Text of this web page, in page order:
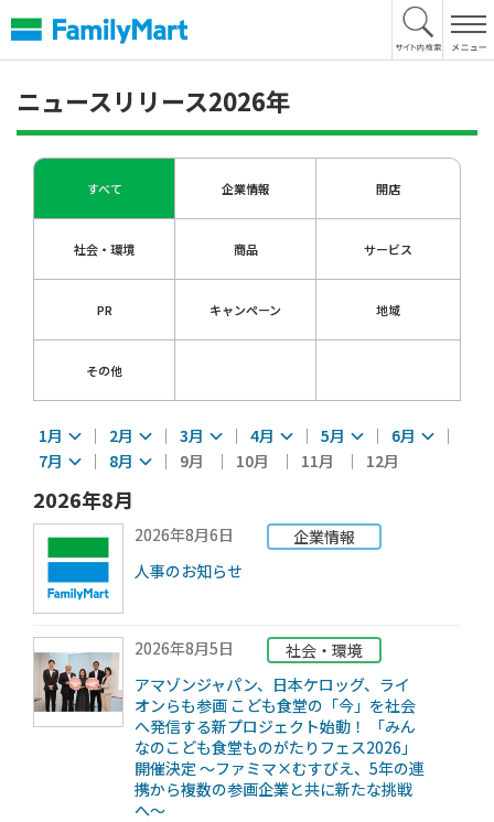
文
へ
ニュースリリース2026年
すべて 企業情報 開店
社会・環境 商品 サービス
PR キャンペーン 地域
その他
1月 2月 3月 4月 5月
6月
7月
8月 9月 10月 11月 12月
2026年8月
2026年8月6日
企業情報
人事のお知らせ
2026年8月5日
社会・環境
アマゾンジャパン、日本ケロッグ、ライ
オンらも参画 こども食堂の「今」を社会
へ発信する新プロジェクト始動！ 「みん
なのこども食堂ものがたりフェス2026」
開催決定 ～ファミマ×むすびえ、5年の連
携から複数の参画企業と共に新たな挑戦
へ～